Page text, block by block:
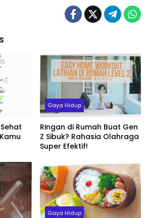
Gaya Hidup
Ringan di Rumah Buat Gen
Z Sibuk? Rahasia Olahraga
Super Efektif!
Gaya Hidup